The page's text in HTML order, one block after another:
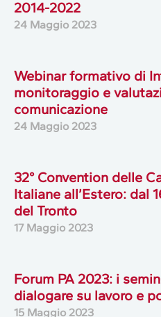
2014-2022
24 Maggio 2023
Webinar formativo di
monitoraggio e
comunicazione
24 Maggio 2023
32° Convention delle
Italiane all’Estero: dal
del Tronto
17 Maggio 2023
Forum PA 2023: i
dialogare su lavoro e
15 Maggio 2023